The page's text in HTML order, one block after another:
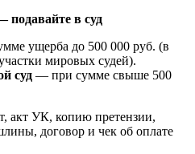
подавайте в суд
ущерба до 500 000 руб. (в
мировых судей).
суд — при сумме свыше 500
акт УК, копию претензии,
договор и чек об оплате